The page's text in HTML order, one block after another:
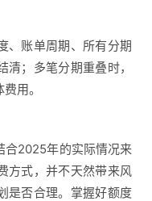
账单周期、所有分期
；多笔分期重叠时，
用。
2025年的实际情况来
方式，并不天然带来风
是否合理。掌握好额度